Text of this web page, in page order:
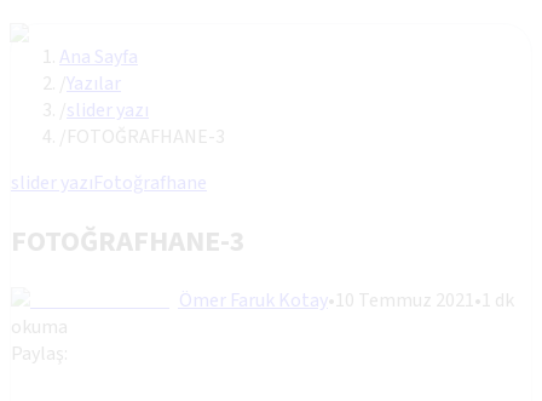
Ana Sayfa
Yazılar
slider yazı
FOTOĞRAFHANE-3
slider yazıFotoğrafhane
FOTOĞRAFHANE-3
Ömer Faruk Kotay•10 Temmuz 2021•1 dk
okuma
Paylaş: